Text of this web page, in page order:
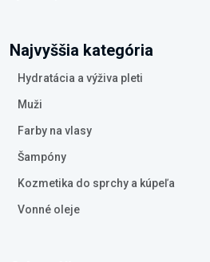
Najvyššia kategória
Hydratácia a výživa pleti
Muži
Farby na vlasy
Šampóny
Kozmetika do sprchy a kúpeľa
Vonné oleje